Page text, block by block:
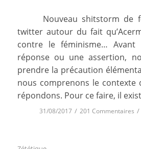
Nouveau shitstorm de
twitter autour du fait
contre le féminisme…
réponse ou une assertion,
prendre la précaution
nous comprenons le contexte
répondons. Pour ce faire, il
31/08/2017 / 201 Commentaires /